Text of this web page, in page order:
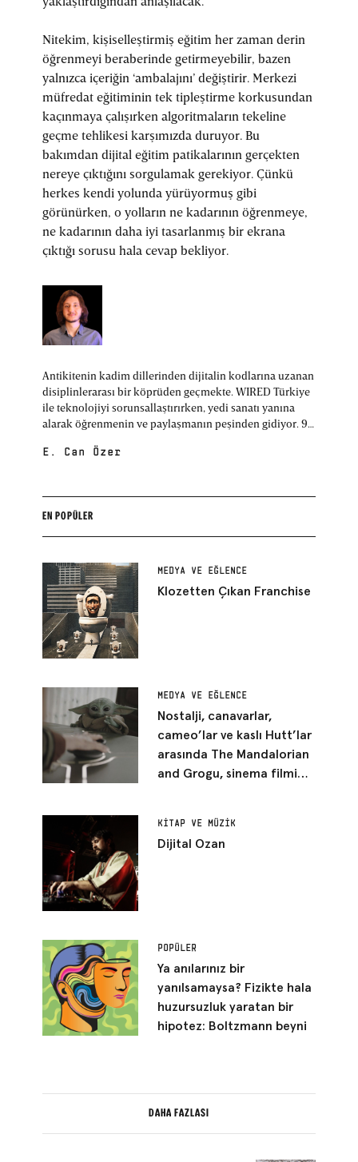
Nitekim, kişiselleştirmiş eğitim her zaman derin
öğrenmeyi beraberinde getirmeyebilir, bazen
yalnızca içeriğin ‘ambalajını’ değiştirir. Merkezi
müfredat eğitiminin tek tipleştirme korkusundan
kaçınmaya çalışırken algoritmaların tekeline
geçme tehlikesi karşımızda duruyor. Bu
bakımdan dijital eğitim patikalarının gerçekten
nereye çıktığını sorgulamak gerekiyor. Çünkü
herkes kendi yolunda yürüyormuş gibi
görünürken, o yolların ne kadarının öğrenmeye,
ne kadarının daha iyi tasarlanmış bir ekrana
çıktığı sorusu hala cevap bekliyor.
Antikitenin kadim dillerinden dijitalin kodlarına uzanan
disiplinlerarası bir köprüden geçmekte. WIRED Türkiye
ile teknolojiyi sorunsallaştırırken, yedi sanatı yanına
alarak öğrenmenin ve paylaşmanın peşinden gidiyor. 98
E. Can Özer
EN POPÜLER
MEDYA VE EĞLENCE
Klozetten Çıkan Franchise
MEDYA VE EĞLENCE
Nostalji, canavarlar,
cameo’lar ve kaslı Hutt’lar
arasında The Mandalorian
and Grogu, sinema filmi
KITAP VE MÜZIK
Dijital Ozan
POPÜLER
Ya anılarınız bir
yanılsamaysa? Fizikte hala
huzursuzluk yaratan bir
hipotez: Boltzmann beyni
DAHA FAZLASI